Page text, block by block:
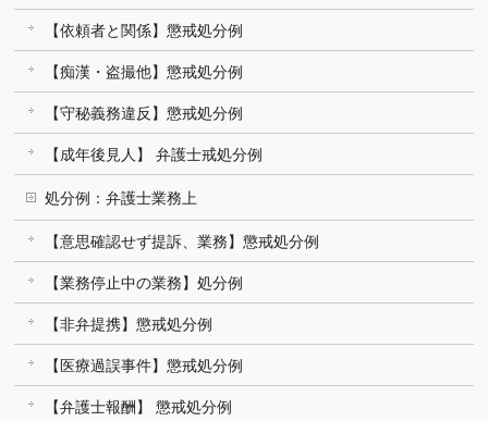
【依頼者と関係】懲戒処分例
【痴漢・盗撮他】懲戒処分例
【守秘義務違反】懲戒処分例
【成年後見人】 弁護士戒処分例
処分例：弁護士業務上
【意思確認せず提訴、業務】懲戒処分例
【業務停止中の業務】処分例
【非弁提携】懲戒処分例
【医療過誤事件】懲戒処分例
【弁護士報酬】 懲戒処分例